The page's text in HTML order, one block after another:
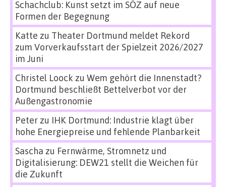
Schachclub: Kunst setzt im SÖZ auf neue
Formen der Begegnung
Katte zu Theater Dortmund meldet Rekord
zum Vorverkaufsstart der Spielzeit 2026/2027
im Juni
Christel Loock zu Wem gehört die Innenstadt?
Dortmund beschließt Bettelverbot vor der
Außengastronomie
Peterzu IHK Dortmund: Industrie klagt über
hohe Energiepreise und fehlende Planbarkeit
Sascha zu Fernwärme, Stromnetz und
Digitalisierung: DEW21 stellt die Weichen für
die Zukunft